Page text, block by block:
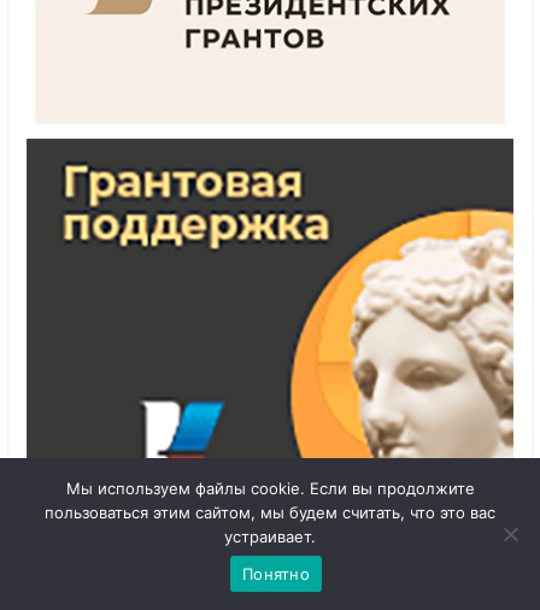
Мы используем файлы cookie. Если вы продолжите
пользоваться этим сайтом, мы будем считать, что это вас
устраивает.
Понятно
1
Чат с
администратором